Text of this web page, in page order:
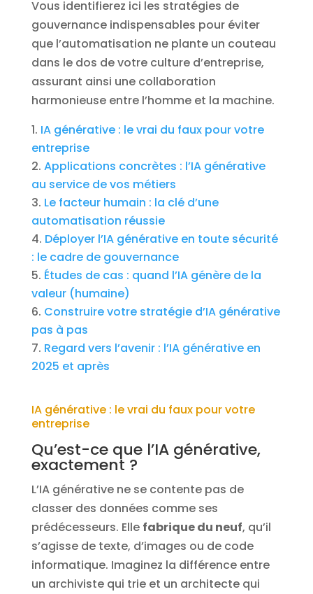
Vous identifierez ici les stratégies de
gouvernance indispensables pour éviter
que l’automatisation ne plante un couteau
dans le dos de votre culture d’entreprise,
assurant ainsi une collaboration
harmonieuse entre l’homme et la machine.
IA générative : le vrai du faux pour votre
entreprise
Applications concrètes : l’IA générative
au service de vos métiers
Le facteur humain : la clé d’une
automatisation réussie
Déployer l’IA générative en toute sécurité
: le cadre de gouvernance
Études de cas : quand l’IA génère de la
valeur (humaine)
Construire votre stratégie d’IA générative
pas à pas
Regard vers l’avenir : l’IA générative en
2025 et après
IA générative : le vrai du faux pour votre
entreprise
Qu’est-ce que l’IA générative,
exactement ?
L’IA générative ne se contente pas de
classer des données comme ses
prédécesseurs. Elle fabrique du neuf, qu’il
s’agisse de texte, d’images ou de code
informatique. Imaginez la différence entre
un archiviste qui trie et un architecte qui